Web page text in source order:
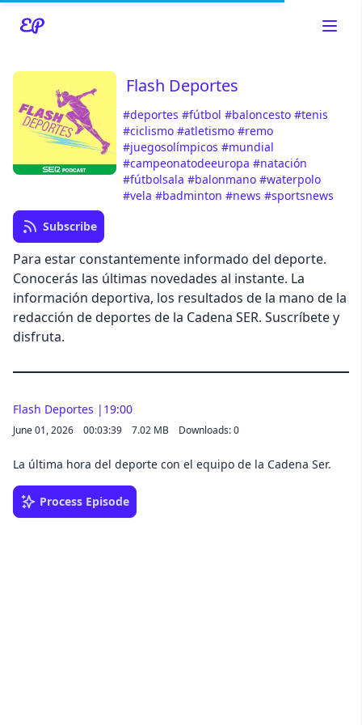
Read about our content policieshere
Cancel Save
Flash Deportes
#deportes #fútbol #baloncesto #tenis
#ciclismo #atletismo #remo
#juegosolímpicos #mundial
#campeonatodeeuropa #natación
#fútbolsala #balonmano #waterpolo
#vela #badminton #news #sportsnews
Subscribe
Para estar constantemente informado del deporte.
Conocerás las últimas novedades al instante. La
información deportiva, los resultados de la mano de la
redacción de deportes de la Cadena SER. Suscríbete y
disfruta.
Cancel
Flash Deportes |19:00
June 01, 2026 00:03:39 7.02 MB Downloads: 0
La última hora del deporte con el equipo de la Cadena Ser.
Process Episode